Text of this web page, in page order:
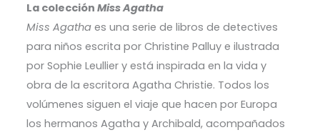
La colección Miss Agatha
Miss Agathaes una serie de libros de detectives
para niños escrita por Christine Palluy e ilustrada
por Sophie Leullier y está inspirada en la vida y
obra de la escritora Agatha Christie. Todos los
volúmenes siguen el viaje que hacen por Europa
los hermanos Agatha y Archibald, acompañados